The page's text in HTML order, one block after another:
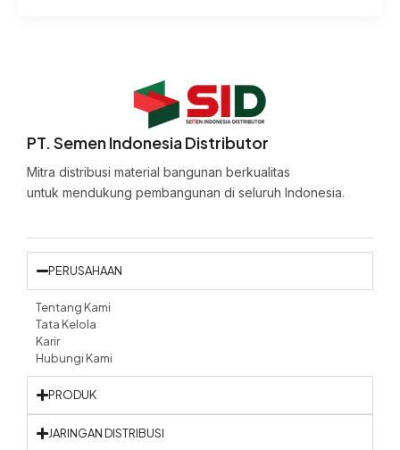
PT. Semen Indonesia Distributor
Mitra distribusi material bangunan berkualitas
untuk mendukung pembangunan di seluruh Indonesia.
PERUSAHAAN
Tentang Kami
Tata Kelola
Karir
Hubungi Kami
PRODUK
JARINGAN DISTRIBUSI